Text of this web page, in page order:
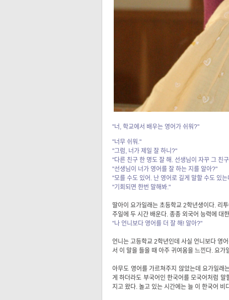
"너, 학교에서 배우는 영어가 쉬워?"
"너무 쉬워."
"그럼, 너가 제일 잘 하니?"
"다른 친구 한 명도 잘 해. 선생님이 자꾸 그 친
"선생님이 너가 영어를 잘 하는 지를 알아?"
"모를 수도 있어. 난 영어로 길게 말할 수도 있
"기회되면 한번 말해봐."
딸아이 요가일래는 초등학교 2학년생이다. 리
주일에 두 시간 배운다. 종종 외국어 능력에 대
"나 언니보다 영어를 더 잘 해! 알아?"
언니는 고등학교 2학년인데 사실 언니보다 영
서 이 말을 들을 때 아주 귀여움을 느낀다. 요
아무도 영어를 가르쳐주지 않았는데 요가일래
게 하더라도 부국어인 한국어를 모국어처럼
지고 왔다. 놀고 있는 시간에는 늘 이 한국어